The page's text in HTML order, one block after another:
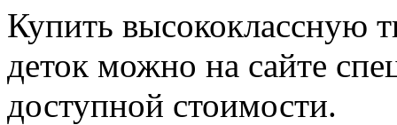
Купить высококлассную
деток можно на сайте
доступной стоимости.